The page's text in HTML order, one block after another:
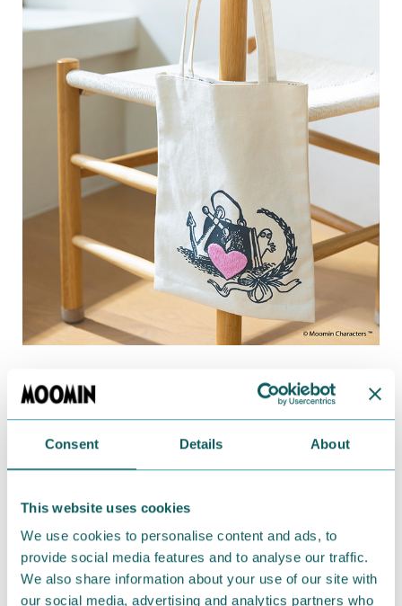
Consent Details About
This website uses cookies
We use cookies to personalise content and ads, to
provide social media features and to analyse our traffic.
We also share information about your use of our site with
our social media, advertising and analytics partners who
ムーミンママのハンドバッグのうしろからひょっこり
顔をのぞかせるニョロニョロと、ピンクのハートの手
刺繍が可愛いデザインです。